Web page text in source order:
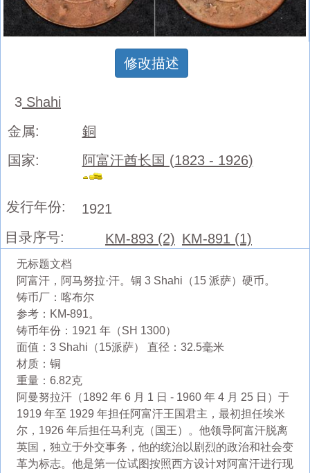
修改描述
3 Shahi
金属:
銅
国家:
阿富汗酋长国 (1823 - 1926)
发行年份:
1921
目录序号:
KM-893 (2) KM-891 (1)
无标题文档
阿富汗，阿马努拉·汗。铜 3 Shahi（15 派萨）硬币。
铸币厂：喀布尔
参考：KM-891。
铸币年份：1921 年（SH 1300）
面值：3 Shahi（15派萨） 直径：32.5毫米
材质：铜
重量：6.82克
阿曼努拉汗（1892 年 6 月 1 日 - 1960 年 4 月 25 日）于
1919 年至 1929 年担任阿富汗王国君主，最初担任埃米
尔，1926 年后担任马利克（国王）。他领导阿富汗脱离
英国，独立于外交事务，他的统治以剧烈的政治和社会变
革为标志。他是第一位试图按照西方设计对阿富汗进行现